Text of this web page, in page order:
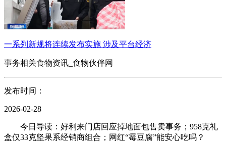
一系列新规将连续发布实施 涉及平台经济
事务相关食物资讯_食物伙伴网
发布时间：
2026-02-28
今日导读：好利来门店回应掉地面包售卖事务；958克礼
盒仅33克坚果系经销商组合；网红“霉豆腐”能安心吃吗？